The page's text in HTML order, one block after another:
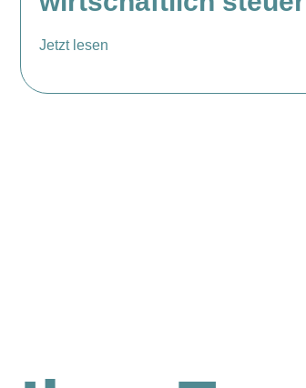
Jetzt lesen